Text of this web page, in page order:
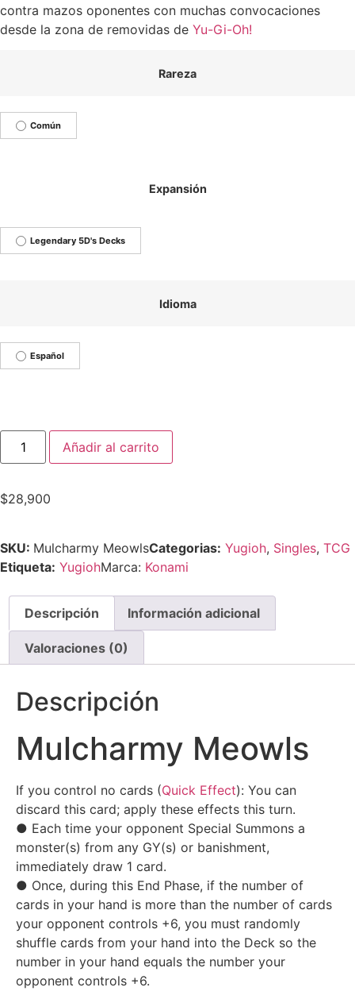
contra mazos oponentes con muchas convocaciones
desde la zona de removidas de Yu-Gi-Oh!
Rareza
Común
Expansión
Legendary 5D's Decks
Idioma
Español
Añadir al carrito
$28,900
SKU: Mulcharmy MeowlsCategorias: Yugioh, Singles, TCG
Etiqueta: YugiohMarca: Konami
Descripción Información adicional
Valoraciones (0)
Descripción
Mulcharmy Meowls
If you control no cards (Quick Effect): You can
discard this card; apply these effects this turn.
● Each time your opponent Special Summons a
monster(s) from any GY(s) or banishment,
immediately draw 1 card.
● Once, during this End Phase, if the number of
cards in your hand is more than the number of cards
your opponent controls +6, you must randomly
shuffle cards from your hand into the Deck so the
number in your hand equals the number your
opponent controls +6.